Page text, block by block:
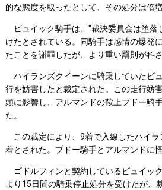
的な態度を取ったとして、その処分は倍
ビュイック騎手は、"裁決委員会は堕落
けたとされている。同騎手は感情の爆発
たことを謝罪したが、より重い罰則が科
ハイランズクイーンに騎乗していたビ
行を妨害したと裁定された。この走行妨
頭に影響し、アルマンドの鞍上ブドー騎
た。
この裁定により、9着で入線したハイラ
着とされた。ブドー騎手とアルマンドに
ゴドルフィンと契約しているビュイッ
より15日間の騎乗停止処分を受けたが、